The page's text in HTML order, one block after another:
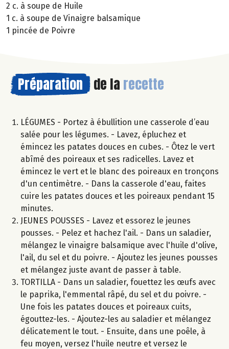
2 c. à soupe de Huile
1 c. à soupe de Vinaigre balsamique
1 pincée de Poivre
Préparation de la recette
LÉGUMES - Portez à ébullition une casserole d’eau
salée pour les légumes. - Lavez, épluchez et
émincez les patates douces en cubes. - Ôtez le vert
abîmé des poireaux et ses radicelles. Lavez et
émincez le vert et le blanc des poireaux en tronçons
d'un centimètre. - Dans la casserole d'eau, faites
cuire les patates douces et les poireaux pendant 15
minutes.
JEUNES POUSSES - Lavez et essorez le jeunes
pousses. - Pelez et hachez l'ail. - Dans un saladier,
mélangez le vinaigre balsamique avec l'huile d'olive,
l'ail, du sel et du poivre. - Ajoutez les jeunes pousses
et mélangez juste avant de passer à table.
TORTILLA - Dans un saladier, fouettez les œufs avec
le paprika, l'emmental râpé, du sel et du poivre. -
Une fois les patates douces et poireaux cuits,
égouttez-les. - Ajoutez-les au saladier et mélangez
délicatement le tout. - Ensuite, dans une poêle, à
feu moyen, versez l'huile neutre et versez le